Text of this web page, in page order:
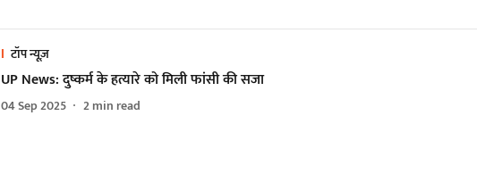
टॉप न्यूज़
UP News: दुष्कर्म के हत्यारे को मिली फांसी की सजा
04 Sep 2025 2min read